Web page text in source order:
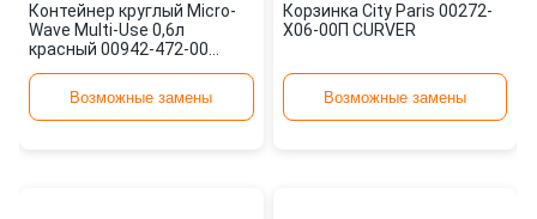
Контейнер круглый Micro-
Wave Multi-Use 0,6л
красный 00942-472-00
Возможные замены
Корзинка City Paris 00272-
X06-00П CURVER
Возможные замены